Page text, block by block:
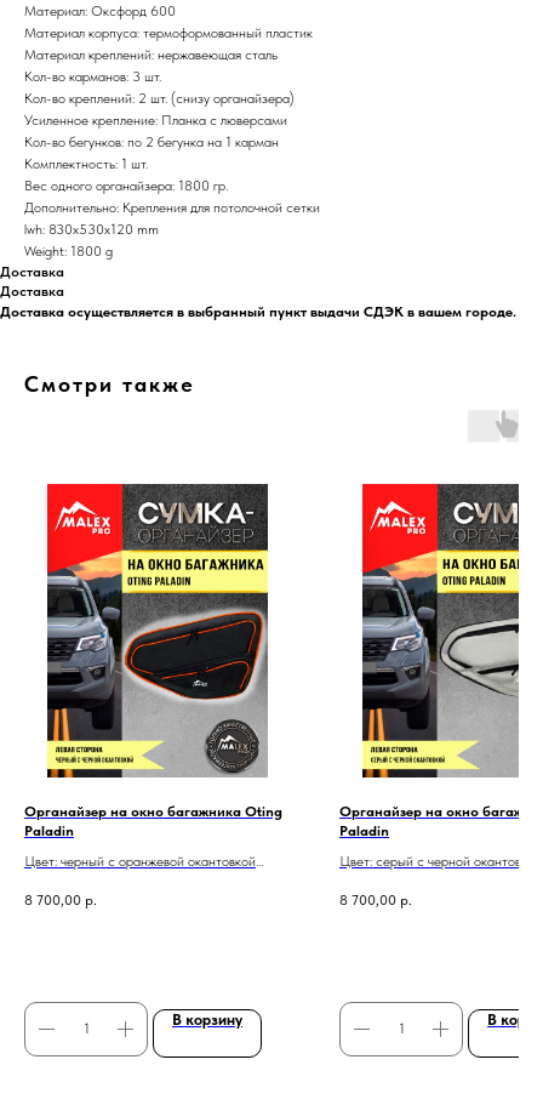
Материал: Оксфорд 600
Материал корпуса: термоформованный пластик
Материал креплений: нержавеющая сталь
Кол-во карманов: 3 шт.
Кол-во креплений: 2 шт. (снизу органайзера)
Усиленное крепление: Планка с люверсами
Кол-во бегунков: по 2 бегунка на 1 карман
Комплектность: 1 шт.
Вес одного органайзера: 1800 гр.
Дополнительно: Крепления для потолочной сетки
lwh: 830x530x120 mm
Weight: 1800 g
Доставка
Доставка
Доставка осуществляется в выбранный пункт выдачи СДЭК в вашем городе.
Смотри также
Органайзер на окно багажника Oting
Paladin
Цвет: черный с оранжевой окантовкой
Бесплатная доставка по всей России
8 700,00 р.
В корзину
Органайзер на окно
Paladin
Цвет: серый с черной окантовкой
Бесплатная доставка по всей
8 700,00 р.
В